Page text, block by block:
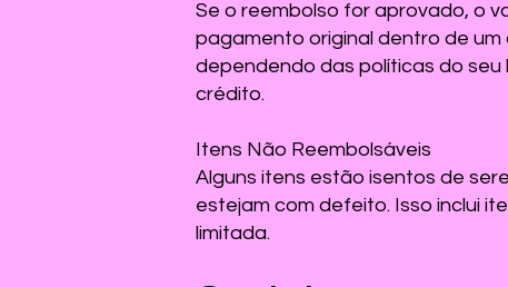
Se o reembolso for aprovado, o
pagamento original dentro de
dependendo das políticas do
crédito.
Itens Não Reembolsáveis
Alguns itens estão isentos de
estejam com defeito. Isso inclui
limitada.